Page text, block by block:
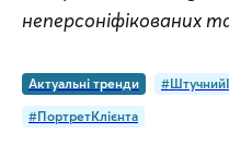
неперсоніфікованих
Актуальні тренди
#ПортретКлієнта